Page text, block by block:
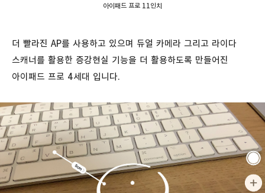
아이패드 프로 11인치
더 빨라진 AP를 사용하고 있으며 듀얼 카메라 그리고 라이다
스캐너를 활용한 증강현실 기능을 더 활용하도록 만들어진
아이패드 프로 4세대 입니다.